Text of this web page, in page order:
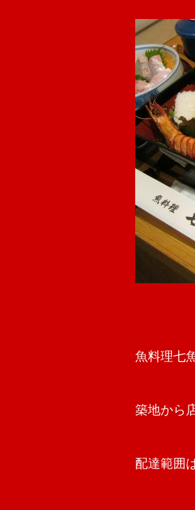
魚料理七
築地から
配達範囲